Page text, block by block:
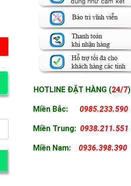
HOTLINE ĐẶT HÀNG (24/7)
Miền Bắc: 0985.233.590
MiềnTrung: 0938.211.551
MiềnNam: 0936.398.390